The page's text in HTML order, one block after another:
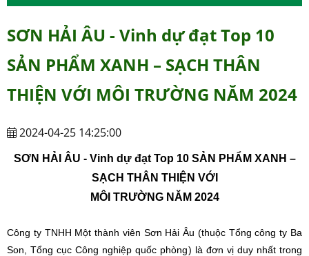
SƠN HẢI ÂU - Vinh dự đạt Top 10
SẢN PHẨM XANH – SẠCH THÂN
THIỆN VỚI MÔI TRƯỜNG NĂM 2024
2024-04-25 14:25:00
SƠN HẢI ÂU - Vinh dự đạt Top 10 SẢN PHẨM XANH –
SẠCH THÂN THIỆN VỚI
MÔI TRƯỜNG NĂM 2024
Công ty TNHH Một thành viên Sơn Hải Âu (thuộc Tổng công ty Ba
Son, Tổng cục Công nghiệp quốc phòng) là đơn vị duy nhất trong